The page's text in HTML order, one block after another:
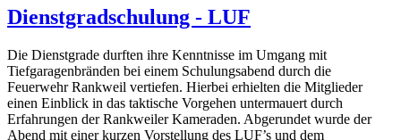
Dienstgradschulung - LUF
Die Dienstgrade durften ihre Kenntnisse im Umgang mit
Tiefgaragenbränden bei einem Schulungsabend durch die
Feuerwehr Rankweil vertiefen. Hierbei erhielten die Mitglieder
einen Einblick in das taktische Vorgehen untermauert durch
Erfahrungen der Rankweiler Kameraden. Abgerundet wurde der
Abend mit einer kurzen Vorstellung des LUF’s und dem